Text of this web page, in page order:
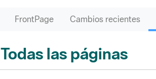
FrontPage Cambios recientes
Todas las páginas